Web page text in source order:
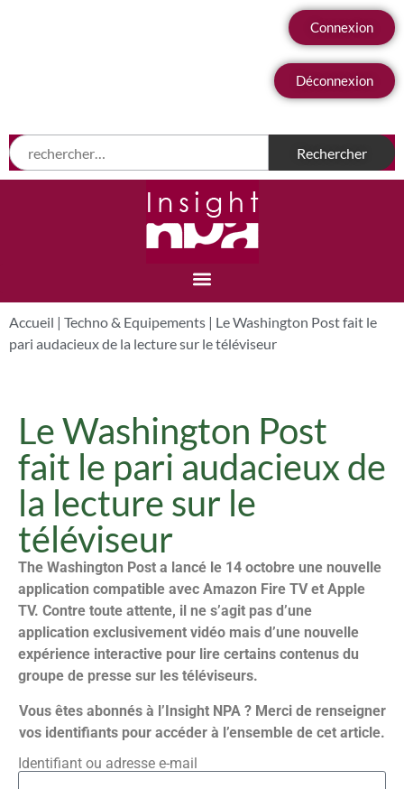
Connexion
Déconnexion
Accueil | Techno & Equipements | Le Washington Post fait le
pari audacieux de la lecture sur le téléviseur
Le Washington Post
fait le pari audacieux de
la lecture sur le
téléviseur
The Washington Post a lancé le 14 octobre une nouvelle
application compatible avec Amazon Fire TV et Apple
TV. Contre toute attente, il ne s’agit pas d’une
application exclusivement vidéo mais d’une nouvelle
expérience interactive pour lire certains contenus du
groupe de presse sur les téléviseurs.
Vous êtes abonnés à l’Insight NPA ? Merci de renseigner
vos identifiants pour accéder à l’ensemble de cet article.
Identifiant ou adresse e-mail